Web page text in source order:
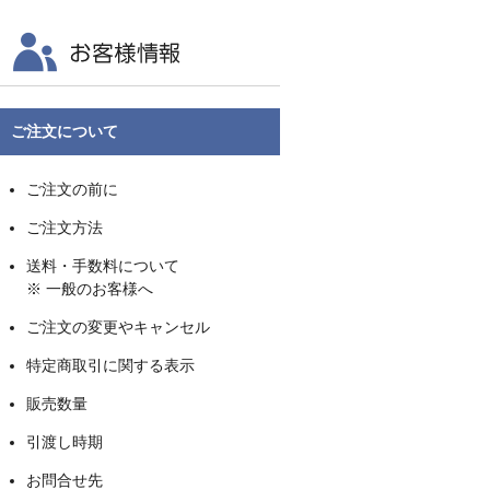
ご注文について
ご注文の前に
ご注文方法
送料・手数料について
※ 一般のお客様へ
ご注文の変更やキャンセル
特定商取引に関する表示
販売数量
引渡し時期
お問合せ先